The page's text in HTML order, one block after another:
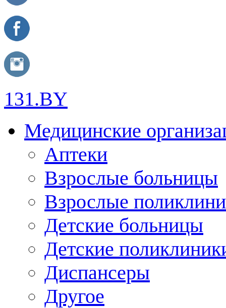
131.BY
Медицинские
Аптеки
Взрослые больницы
Взрослые
Детские больницы
Детские
Диспансеры
Другое